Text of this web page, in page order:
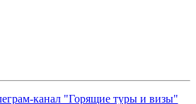
канал "Горящие туры и визы"